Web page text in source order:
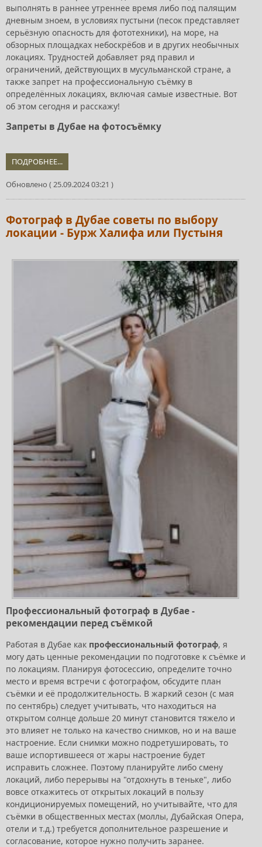
выполнять в раннее утреннее время либо под палящим
дневным зноем, в условиях пустыни (песок представляет
серьёзную опасность для фототехники), на море, на
обзорных площадках небоскрёбов и в других необычных
локациях. Трудностей добавляет ряд правил и
ограничений, действующих в мусульманской стране, а
также запрет на профессиональную съёмку в
определённых локациях, включая самые известные. Вот
об этом сегодня и расскажу!
Запреты в Дубае на фотосъёмку
ПОДРОБНЕЕ...
Обновлено ( 25.09.2024 03:21 )
Фотограф в Дубае советы по выбору
локации - Бурж Халифа или Пустыня
Профессиональный фотограф в Дубае -
рекомендации перед съёмкой
Работая в Дубае как профессиональный фотограф, я
могу дать ценные рекомендации по подготовке к съёмке и
по локациям. Планируя фотосессию, определите точно
место и время встречи с фотографом, обсудите план
съёмки и её продолжительность. В жаркий сезон (с мая
по сентябрь) следует учитывать, что находиться на
открытом солнце дольше 20 минут становится тяжело и
это влияет не только на качество снимков, но и на ваше
настроение. Если снимки можно подретушировать, то
ваше испортившееся от жары настроение будет
исправить сложнее. Поэтому планируйте либо смену
локаций, либо перерывы на "отдохнуть в теньке", либо
вовсе откажитесь от открытых локаций в пользу
кондиционируемых помещений, но учитывайте, что для
съёмки в общественных местах (моллы, Дубайская Опера,
отели и т.д.) требуется дополнительное разрешение и
согласование, которое нужно получить заранее.